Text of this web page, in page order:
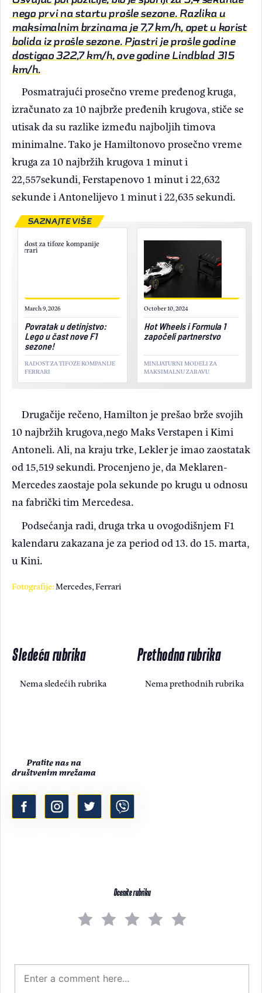
nego prvi na startu prošle sezone. Razlika u
maksimalnim brzinama je 7,7 km/h, opet u korist
bolida iz prošle sezone. Pjastri je prošle godine
dostigao 322,7 km/h, ove godine Lindblad 315
km/h.
Posmatrajući prosečno vreme pređenog kruga,
izračunato za 10 najbrže pređenih krugova, stiče se
utisak da su razlike između najboljih timova
minimalne. Tako je Hamiltonovo prosečno vreme
kruga za 10 najbržih krugova 1 minut i
22,557sekundi, Ferstapenovo 1 minut i 22,632
sekunde i Antonelijevo 1 minut i 22,635 sekundi.
March 9, 2026
Povratak u detinjstvo:
Lego u čast nove F1
sezone!
RADOST ZA TIFOZE KOMPANIJE
FERRARI
October 10, 2024
Hot Wheels i Formula 1
započeli partnerstvo
MINIJATURNI MODELI ZA
MAKSIMALNU ZABAVU
SAZNAJTE VIŠE
Drugačije rečeno, Hamilton je prešao brže svojih
10 najbržih krugova,nego Maks Verstapen i Kimi
Antoneli. Ali, na kraju trke, Lekler je imao zaostatak
od 15,519 sekundi. Procenjeno je, da Meklaren-
Mercedes zaostaje pola sekunde po krugu u odnosu
na fabrički tim Mercedesa.
Podsećanja radi, druga trka u ovogodišnjem F1
kalendaru zakazana je za period od 13. do 15. marta,
u Kini.
Fotografije:Mercedes, Ferrari
Sledeća rubrika
Nema sledećih rubrika
Prethodna rubrika
Nema prethodnih rubrika
Pratite nas na
društvenim mrežama
Ocenite rubriku